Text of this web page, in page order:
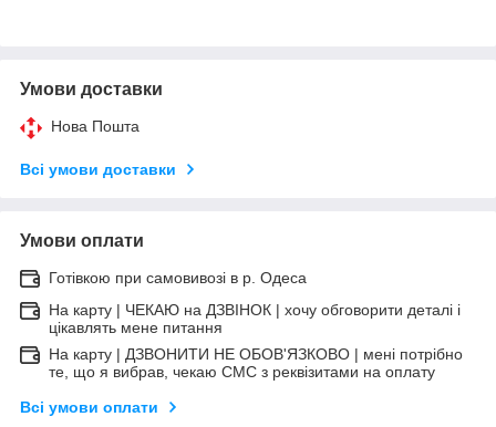
Умови доставки
Нова Пошта
Всі умови доставки
Умови оплати
Готівкою при самовивозі в р. Одеса
На карту | ЧЕКАЮ на ДЗВІНОК | хочу обговорити деталі і
цікавлять мене питання
На карту | ДЗВОНИТИ НЕ ОБОВ'ЯЗКОВО | мені потрібно
те, що я вибрав, чекаю СМС з реквізитами на оплату
Всі умови оплати